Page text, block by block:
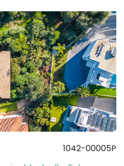
1042-00005P